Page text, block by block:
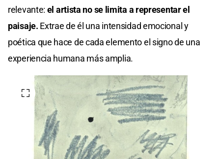
relevante: el artista no se limita a representar el
paisaje. Extrae de él una intensidad emocional y
poética que hace de cada elemento el signo de una
experiencia humana más amplia.